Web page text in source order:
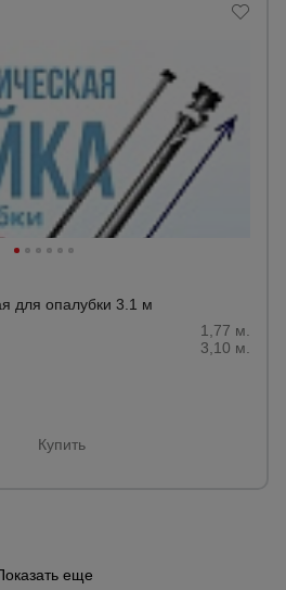
для опалубки 3.1 м
1,77 м.
3,10 м.
Купить
еще